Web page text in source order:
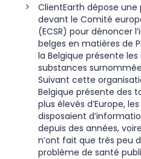
ClientEarth dépose
devant le Comité
(ECSR) pour dénoncer
belges en matières de
la Belgique présente les
substances
Suivant cette
Belgique présente des
plus élevés d’Europe,
disposaient
depuis des années,
n’ont fait que très peu
problème de santé